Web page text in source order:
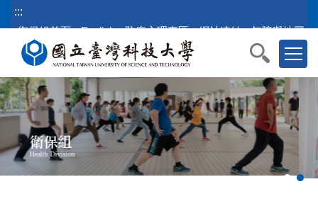
跳
到
內
容
區
:::
衛保組首頁
English 防疫心理專區 網站連結 無障礙地圖
衛保組
Health Division